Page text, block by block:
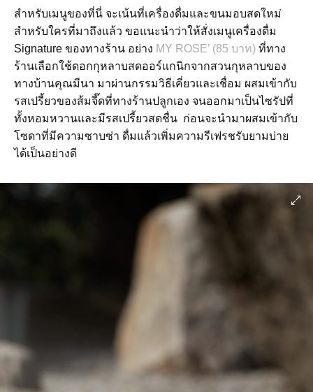
สำหรับเมนูของที่นี่ จะเน้นที่เครื่องดื่มและขนมอบสดใหม่
สำหรับใครที่มาถึงแล้ว ขอแนะนำว่าให้สั่งเมนูเครื่องดื่ม
Signature ของทางร้าน อย่าง MY ROSE’ (85 บาท) ที่ทาง
ร้านเลือกใช้ดอกกุหลาบสดออร์แกนิกจากสวนกุหลาบของ
ทางบ้านคุณมีนา มาผ่านกรรมวิธีเคี่ยวและเชื่อม ผสมเข้ากับ
รสเปรี้ยวของส้มจี๊ดที่ทางร้านปลูกเอง จนออกมาเป็นไซรัปที่
ทั้งหอมหวานและมีรสเปรี้ยวสดชื่น ก่อนจะนำมาผสมเข้ากับ
โซดาที่มีความซาบซ่า ดื่มแล้วเพิ่มความรีเฟรชรับยามบ่าย
ได้เป็นอย่างดี